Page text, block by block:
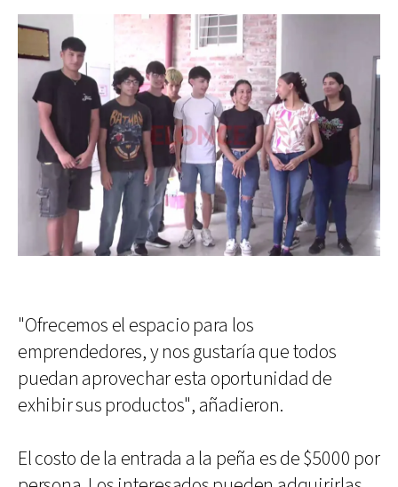
"Ofrecemos el espacio para los
emprendedores, y nos gustaría que todos
puedan aprovechar esta oportunidad de
exhibir sus productos", añadieron.
El costo de la entrada a la peña es de $5000 por